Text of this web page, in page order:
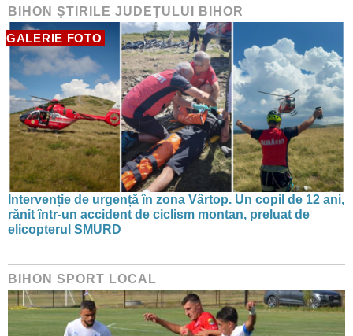
BIHON ŞTIRILE JUDEŢULUI BIHOR
GALERIE FOTO
Intervenție de urgență în zona Vârtop. Un copil de 12 ani,
rănit într-un accident de ciclism montan, preluat de
elicopterul SMURD
BIHON SPORT LOCAL